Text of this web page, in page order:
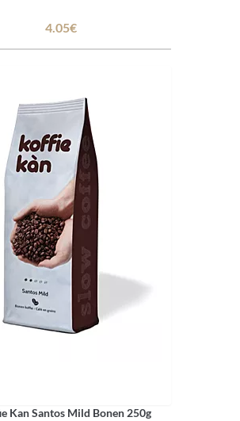
4.05€
Kan Santos Mild Bonen 250g